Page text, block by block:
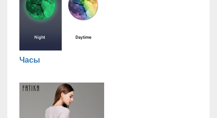
Часы